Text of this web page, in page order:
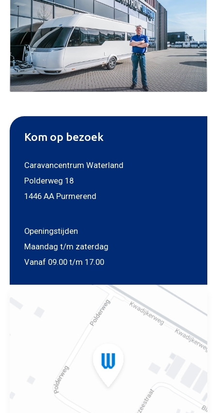
Kom op bezoek
Caravancentrum Waterland
Polderweg 18
1446 AA Purmerend
Openingstijden
Maandag t/m zaterdag
Vanaf 09.00 t/m 17.00